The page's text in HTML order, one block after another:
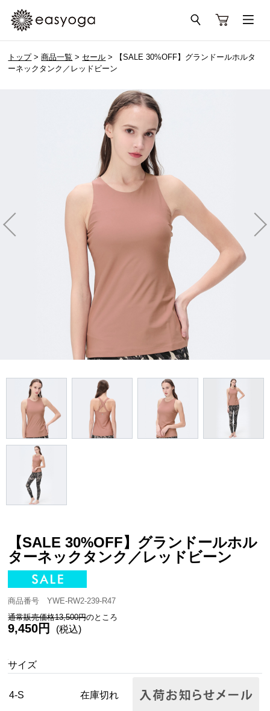
トップ>商品一覧 > セール > 【SALE 30%OFF】グランドールホルタ
ーネックタンク／レッドビーン
【SALE 30%OFF】グランドールホル
ターネックタンク／レッドビーン
商品番号 YWE-RW2-239-R47
通常販売価格13,500円のところ
9,450円 (税込)
サイズ
4-S 在庫切れ